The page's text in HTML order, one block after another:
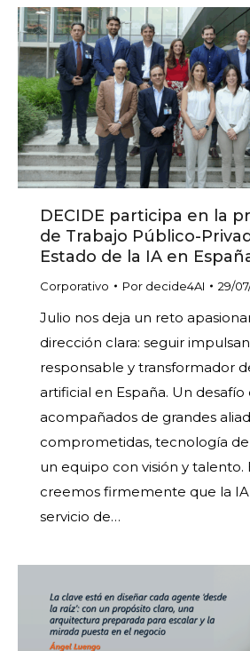
DECIDE participa en la
de Trabajo Público-
Estado de la IA en
Corporativo Por decide4AI 29/
Julio nos deja un reto
dirección clara: seguir
responsable y transformador
artificial en España. Un
acompañados de grandes
comprometidas, tecnología
un equipo con visión y talento.
creemos firmemente que la
servicio de…